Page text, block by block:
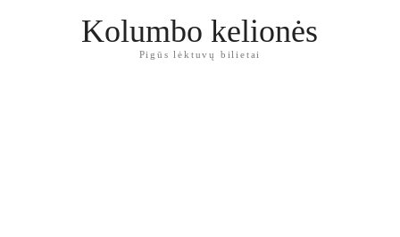
Kolumbo kelionės
Pigūs lėktuvų bilietai